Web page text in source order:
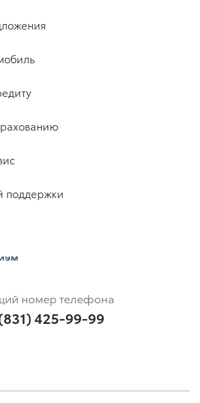
поддержки
номер телефона
425-99-99